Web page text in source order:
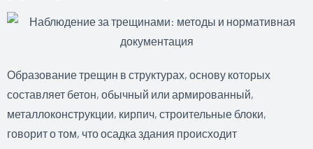
Образование трещин в структурах, основу которых
составляет бетон, обычный или армированный,
металлоконструкции, кирпич, строительные блоки,
говорит о том, что осадка здания происходит